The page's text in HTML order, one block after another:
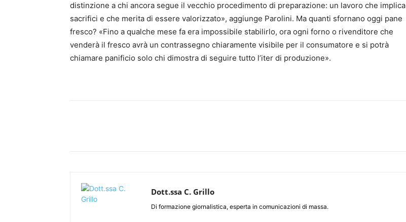
distinzione a chi ancora segue il vecchio procedimento di preparazione: un lavoro che implica
sacrifici e che merita di essere valorizzato», aggiunge Parolini. Ma quanti sfornano oggi pane
fresco? «Fino a qualche mese fa era impossibile stabilirlo, ora ogni forno o rivenditore che
venderà il fresco avrà un contrassegno chiaramente visibile per il consumatore e si potrà
chiamare panificio solo chi dimostra di seguire tutto l’iter di produzione».
Dott.ssa C. Grillo
Di formazione giornalistica, esperta in comunicazioni di massa.